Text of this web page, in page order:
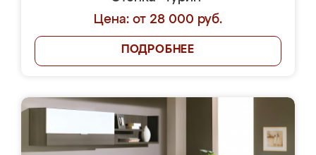
Цена: от 28 000 руб.
ПОДРОБНЕЕ